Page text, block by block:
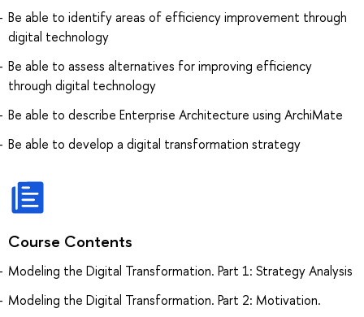
Be able to identify areas of efficiency improvement through
digital technology
Be able to assess alternatives for improving efficiency
through digital technology
Be able to describe Enterprise Architecture using ArchiMate
Be able to develop a digital transformation strategy
Course Contents
Modeling the Digital Transformation. Part 1: Strategy Analysis
Modeling the Digital Transformation. Part 2: Motivation.